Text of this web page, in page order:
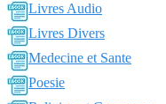
Livres Audio
Livres Divers
Medecine et Sante
Poesie